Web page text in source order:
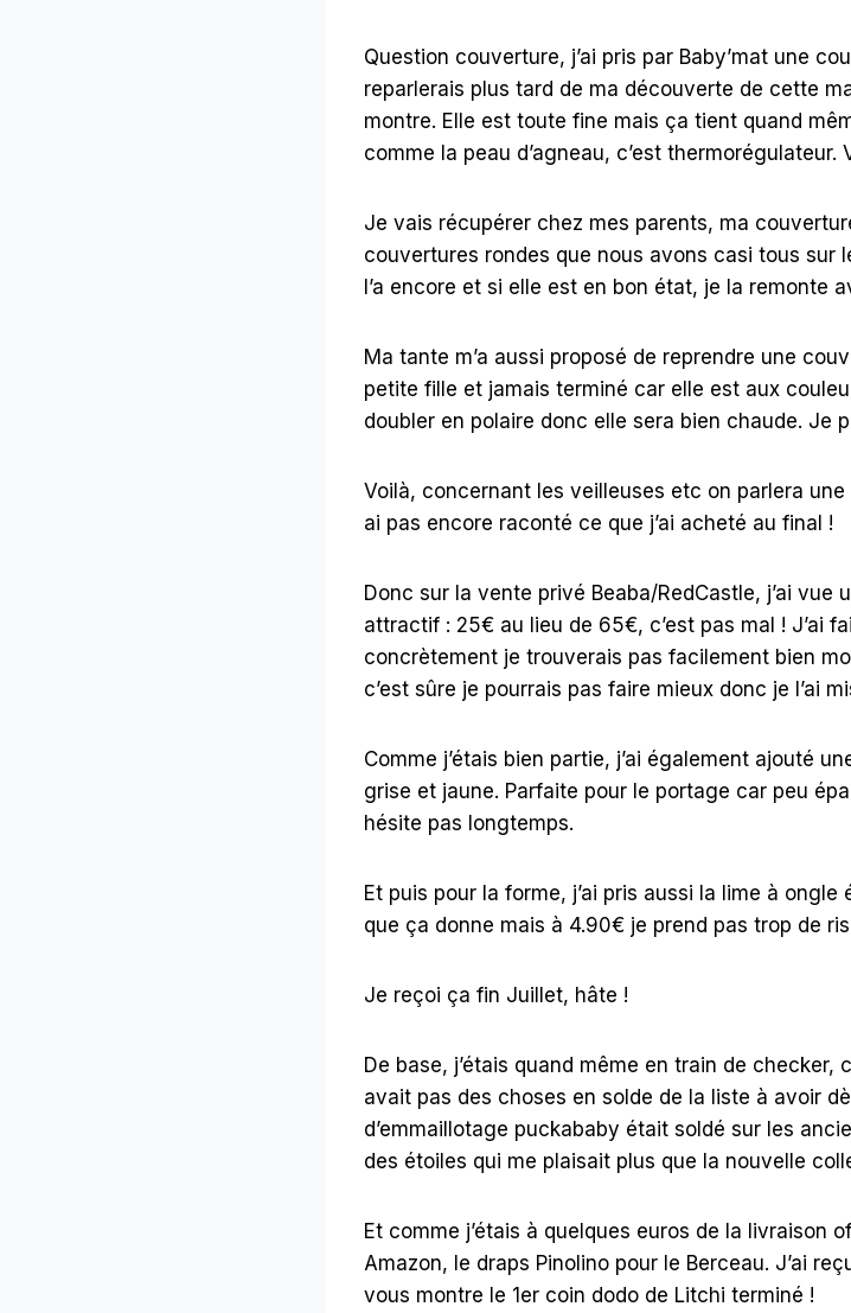
Question couverture, j’ai pris par Baby’mat une
reparlerais plus tard de ma découverte de cette
montre. Elle est toute fine mais ça tient quand
comme la peau d’agneau, c’est
Je vais récupérer chez mes parents, ma
couvertures rondes que nous avons casi tous sur
l’a encore et si elle est en bon état, je la remonte
Ma tante m’a aussi proposé de reprendre une
petite fille et jamais terminé car elle est aux
doubler en polaire donc elle sera bien chaude. Je
Voilà, concernant les veilleuses etc on parlera
ai pas encore raconté ce que j’ai acheté au final !
Donc sur la vente privé Beaba/RedCastle, j’ai
attractif : 25€ au lieu de 65€, c’est pas mal ! J’ai
concrètement je trouverais pas facilement bien
c’est sûre je pourrais pas faire mieux donc je l’ai
Comme j’étais bien partie, j’ai également ajouté
grise et jaune. Parfaite pour le portage car peu
hésite pas longtemps.
Et puis pour la forme, j’ai pris aussi la lime à
que ça donne mais à 4.90€ je prend pas trop de
Je reçoi ça fin Juillet, hâte !
De base, j’étais quand même en train de checker,
avait pas des choses en solde de la liste à avoir
d’emmaillotage puckababy était soldé sur les
des étoiles qui me plaisait plus que la nouvelle
Et comme j’étais à quelques euros de la livraison
Amazon, le draps Pinolino pour le Berceau. J’ai
vous montre le 1er coin dodo de Litchi terminé !